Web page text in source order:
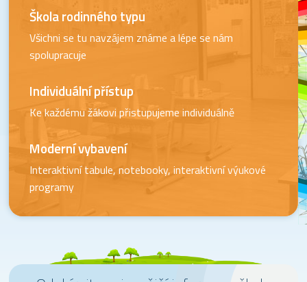
Škola rodinného typu
Všichni se tu navzájem známe a lépe se nám
spolupracuje
Individuální přístup
Ke každému žákovi přistupujeme individuálně
Moderní vybavení
Interaktivní tabule, notebooky, interaktivní výukové
programy